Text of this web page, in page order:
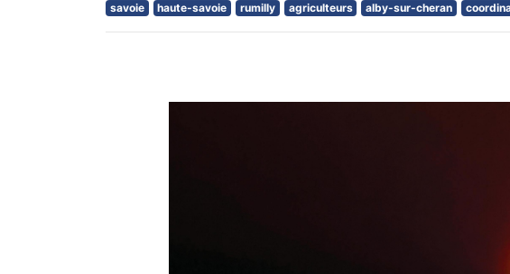
savoie haute-savoie rumilly agriculteurs alby-sur-cheran